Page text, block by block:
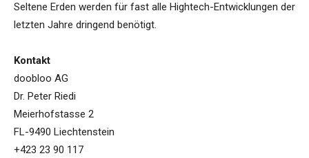
Seltene Erden werden für fast alle Hightech-Entwicklungen der
letzten Jahre dringend benötigt.
Kontakt
doobloo AG
Dr. Peter Riedi
Meierhofstasse 2
FL-9490 Liechtenstein
+423 23 90 117